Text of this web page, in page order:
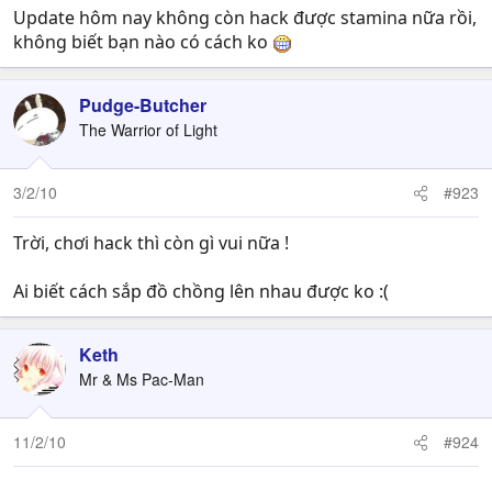
Update hôm nay không còn hack được stamina nữa rồi,
không biết bạn nào có cách ko
Pudge-Butcher
The Warrior of Light
3/2/10 #923
Trời, chơi hack thì còn gì vui nữa !
Ai biết cách sắp đồ chồng lên nhau được ko :(
Keth
Mr & Ms Pac-Man
11/2/10 #924